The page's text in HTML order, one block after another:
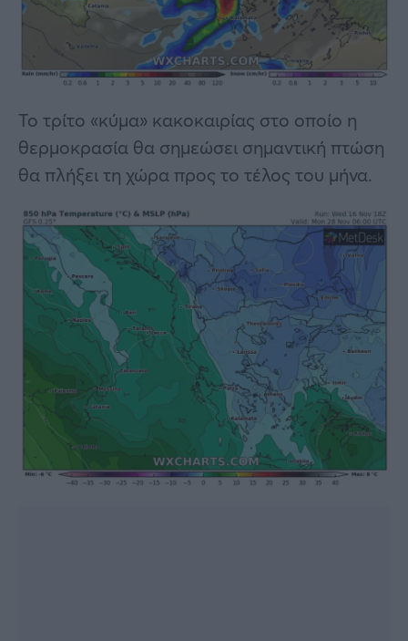
Το τρίτο «κύμα» κακοκαιρίας στο οποίο η
θερμοκρασία θα σημεώσει σημαντική πτώση
θα πλήξει τη χώρα προς το τέλος του μήνα.